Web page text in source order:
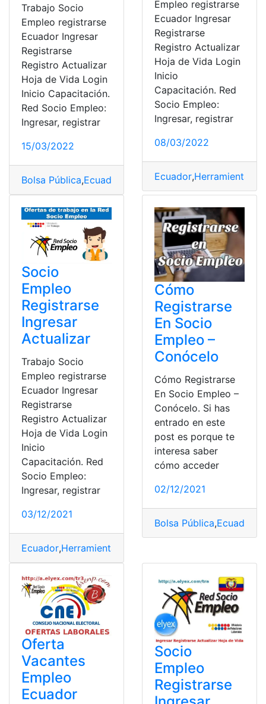
Trabajo Socio
Empleo registrarse
Ecuador Ingresar
Registrarse
Registro Actualizar
Hoja de Vida Login
Inicio Capacitación.
Red Socio Empleo:
Ingresar, registrar
15/03/2022
Bolsa Pública,Ecuador Herramientas Ecuador,Socio
Empleo registrarse
Ecuador Ingresar
Registrarse
Registro Actualizar
Hoja de Vida Login
Inicio
Capacitación. Red
Socio Empleo:
Ingresar, registrar
08/03/2022
Ecuador,Herramientas
Socio
Empleo
Registrarse
Ingresar
Actualizar
Trabajo Socio
Empleo registrarse
Ecuador Ingresar
Registrarse
Registro Actualizar
Hoja de Vida Login
Inicio
Capacitación. Red
Socio Empleo:
Ingresar, registrar
03/12/2021
Ecuador,Herramientas Ecuador
Cómo
Registrarse
En Socio
Empleo –
Conócelo
Cómo Registrarse
En Socio Empleo –
Conócelo. Si has
entrado en este
post es porque te
interesa saber
cómo acceder
02/12/2021
Bolsa Pública,Ecuador
Oferta
Vacantes
Empleo
Ecuador
Socio
Empleo
Registrarse